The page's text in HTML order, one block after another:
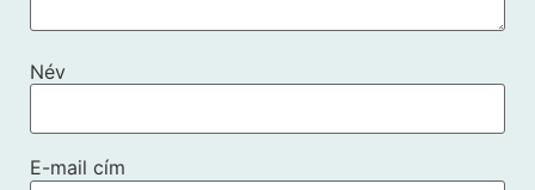
Név
E-mail cím